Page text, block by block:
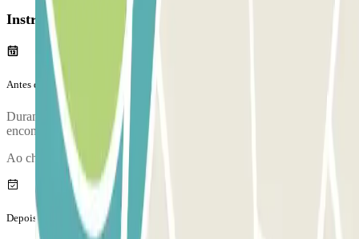
Instruções
Antes da tua viagem
Durante a chamada, um funcionário irá confirmar-te o ponto de
encontro.
Ao chegares, irá realizar-se uma inspeção do teu veículo.
Depois da tua viagem